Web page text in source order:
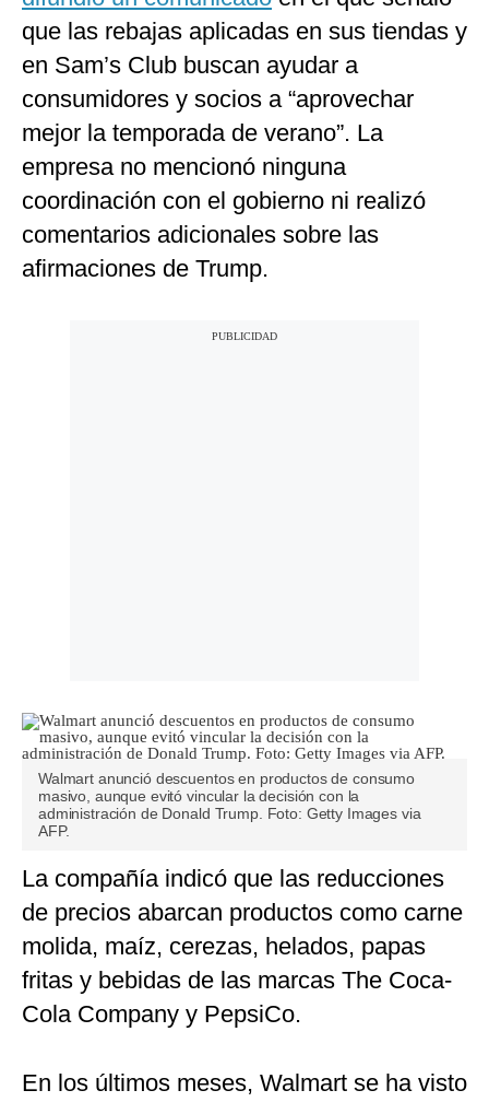
que las rebajas aplicadas en sus tiendas y
en Sam’s Club buscan ayudar a
consumidores y socios a “aprovechar
mejor la temporada de verano”. La
empresa no mencionó ninguna
coordinación con el gobierno ni realizó
comentarios adicionales sobre las
afirmaciones de Trump.
Walmart anunció descuentos en productos de consumo
masivo, aunque evitó vincular la decisión con la
administración de Donald Trump. Foto: Getty Images via
AFP.
La compañía indicó que las reducciones
de precios abarcan productos como carne
molida, maíz, cerezas, helados, papas
fritas y bebidas de las marcas The Coca-
Cola Company y PepsiCo.
En los últimos meses, Walmart se ha visto